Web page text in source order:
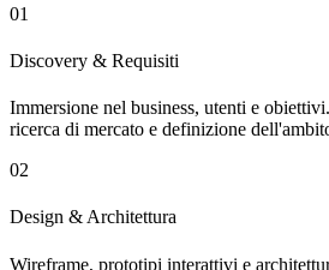
01
Discovery & Requisiti
Immersione nel business, utenti e
ricerca di mercato e definizione
02
Design & Architettura
Wireframe, prototipi interattivi e